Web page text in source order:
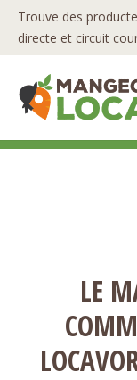
Trouve des
directe et circuit
LE